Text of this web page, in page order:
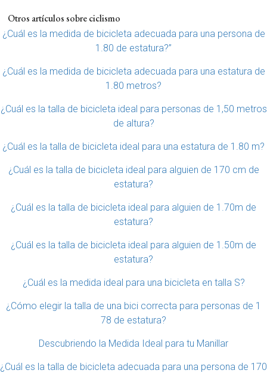
Otros artículos sobre ciclismo
¿Cuál es la medida de bicicleta adecuada para una persona de
1.80 de estatura?”
¿Cuál es la medida de bicicleta adecuada para una estatura de
1.80 metros?
¿Cuál es la talla de bicicleta ideal para personas de 1,50 metros
de altura?
¿Cuál es la talla de bicicleta ideal para una estatura de 1.80 m?
¿Cuál es la talla de bicicleta ideal para alguien de 170 cm de
estatura?
¿Cuál es la talla de bicicleta ideal para alguien de 1.70m de
estatura?
¿Cuál es la talla de bicicleta ideal para alguien de 1.50m de
estatura?
¿Cuál es la medida ideal para una bicicleta en talla S?
¿Cómo elegir la talla de una bici correcta para personas de 1
78 de estatura?
Descubriendo la Medida Ideal para tu Manillar
¿Cuál es la talla de bicicleta adecuada para una persona de 170